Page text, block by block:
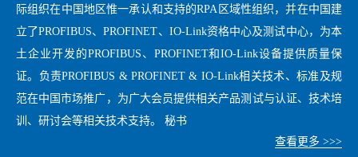
际组织在中国地区惟一承认和支持的RPA区域性组织，并在中国建
立了PROFIBUS、PROFINET、IO-Link资格中心及测试中心，为本
土企业开发的PROFIBUS、PROFINET和IO-Link设备提供质量保
证。负责PROFIBUS & PROFINET & IO-Link相关技术、标准及规
范在中国市场推广，为广大会员提供相关产品测试与认证、技术培
训、研讨会等相关技术支持。 秘书
查看更多 >>>